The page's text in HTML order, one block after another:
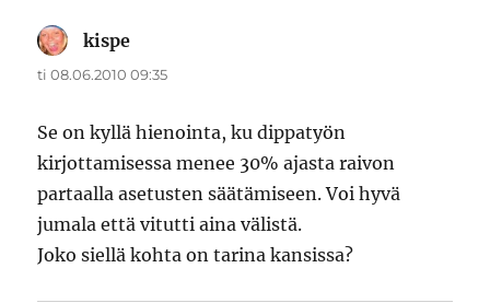
kispe
ti 08.06.2010 09:35
Se on kyllä hienointa, ku dippatyön
kirjottamisessa menee 30% ajasta raivon
partaalla asetusten säätämiseen. Voi hyvä
jumala että vitutti aina välistä.
Joko siellä kohta on tarina kansissa?